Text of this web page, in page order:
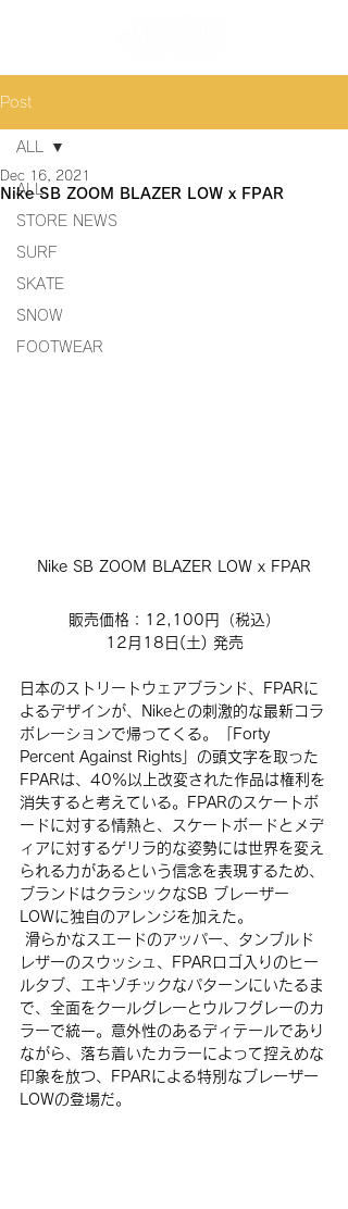
Post
ALL
STORE NEWS
SURF
SKATE
SNOW
FOOTWEAR
ALL
Nike SB ZOOM BLAZER LOW x FPAR
Dec 16, 2021
Nike SB ZOOM BLAZER LOW x FPAR
販売価格：12,100円（税込）
12月18日(土) 発売
日本のストリートウェアブランド、FPARに
よるデザインが、Nikeとの刺激的な最新コラ
ボレーションで帰ってくる。「Forty
Percent Against Rights」の頭文字を取った
FPARは、40％以上改変された作品は権利を
消失すると考えている。FPARのスケートボ
ードに対する情熱と、スケートボードとメデ
ィアに対するゲリラ的な姿勢には世界を変え
られる力があるという信念を表現するため、
ブランドはクラシックなSB ブレーザー
LOWに独自のアレンジを加えた。
レザーのスウッシュ、FPARロゴ入りのヒー
ルタブ、エキゾチックなパターンにいたるま
で、全面をクールグレーとウルフグレーのカ
ラーで統一。意外性のあるディテールであり
ながら、落ち着いたカラーによって控えめな
印象を放つ、FPARによる特別なブレーザー
LOWの登場だ。